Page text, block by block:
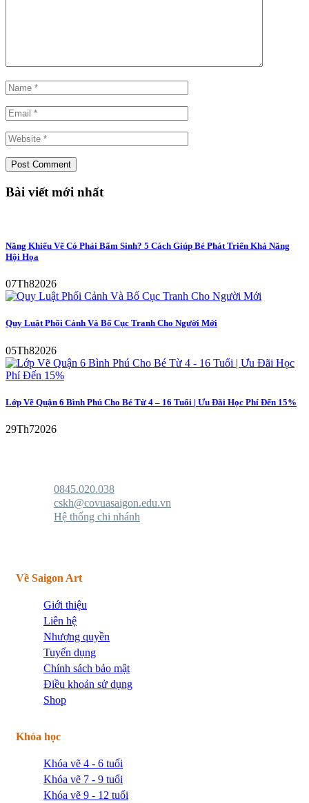
Bài viết mới nhất
Năng Khiếu Vẽ Có Phải Bẩm Sinh? 5 Cách Giúp Bé Phát Triển Khả Năng
Hội Họa
07Th82026
Quy Luật Phối Cảnh Và Bố Cục Tranh Cho Người Mới
05Th82026
Lớp Vẽ Quận 6 Bình Phú Cho Bé Từ 4 – 16 Tuổi | Ưu Đãi Học Phí Đến 15%
29Th72026
0845.020.038
cskh@covuasaigon.edu.vn
Hệ thống chi nhánh
Về Saigon Art
Giới thiệu
Liên hệ
Nhượng quyền
Tuyển dụng
Chính sách bảo mật
Điều khoản sử dụng
Shop
Khóa học
Khóa vẽ 4 - 6 tuổi
Khóa vẽ 7 - 9 tuổi
Khóa vẽ 9 - 12 tuổi